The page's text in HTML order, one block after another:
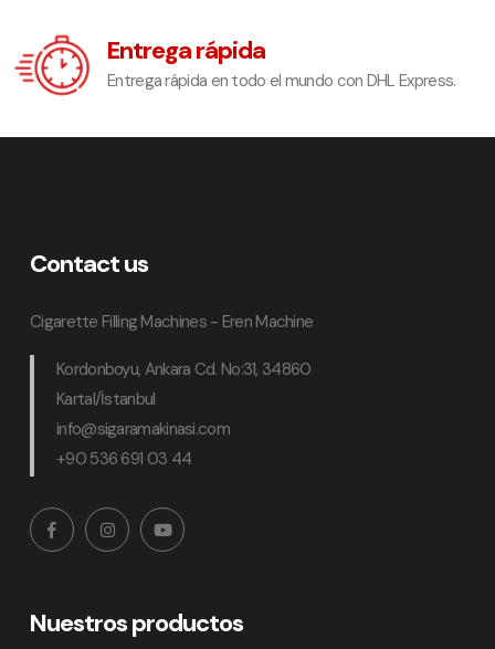
Entrega rápida
Entrega rápida en todo el mundo con DHL Express.
Contact us
Cigarette Filling Machines - Eren Machine
Kordonboyu, Ankara Cd. No:31, 34860
Kartal/İstanbul
info@sigaramakinasi.com
+90 536 691 03 44
Nuestros productos